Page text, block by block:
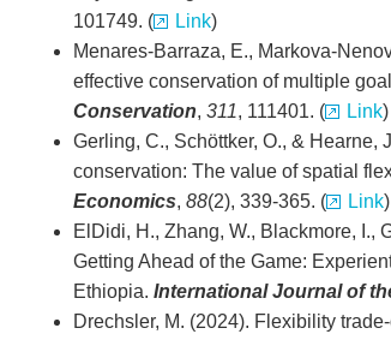
101749. (
Link)
Menares-Barraza, E., Markova-
effective conservation of multiple
Conservation, 311, 111401. ( Link)
Gerling, C., Schöttker, O., & Hearne,
conservation: The value of spatial
Economics, 88(2), 339-365. ( Link)
ElDidi, H., Zhang, W., Blackmore, I.,
Getting Ahead of the Game:
Ethiopia. International Journal of
Drechsler, M. (2024). Flexibility